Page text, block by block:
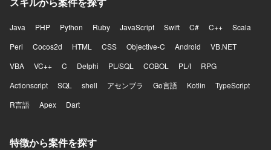
Java PHP Python Ruby JavaScript Swift C# C++
Scala
Perl
Cocos2d HTML CSS Objective-C Android
VB.NET
VBA
VC++ C Delphi PL/SQL COBOL PL/I
RPG
Actionscript
SQL shell アセンブラ Go言語 Kotlin
TypeScript
R言語
Apex Dart
特徴から案件を探す